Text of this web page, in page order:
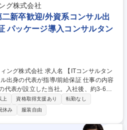
算を行います。初期段階で仮の試算をす
価格がわかった際に生じた差異を埋める
頼することもあります。仕事内容の変更
カー
グ株式会社
二新卒歓迎/外資系コンサル出
パッケージ導入コンサルタン
人名 【ITコンサルタン
の代表が指導/前給保証 仕事の内容
代表が設立した当社。入社後、約3-6ヶ
育成。その後、多様な業界の顧客の経
ョンをベースとした提案を行います。
ルの基礎を指導し、社内PRJで実践しま
案件にて、顧客と対峙します。プライム
上 資格取得支援あり
転勤なし
休み 服装自由